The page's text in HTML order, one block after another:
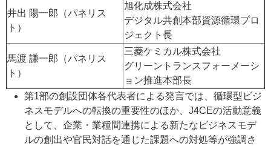
井出 陽一郎（パネリス
ト）
旭化成株式会社
デジタル共創本部資源循環プロ
ジェクト長
馬渡 謙一郎（パネリス
ト）
三菱ケミカル株式会社
グリーントランスフォーメーシ
ョン推進本部長
第1部の創設団体各代表者による発言では、循環型ビジ
ネスモデルへの転換の重要性のほか、J4CEの活動意義
として、企業・業種間連携による新たなビジネスモデ
ルの創出や官民対話を通じた課題への対処等が強調さ